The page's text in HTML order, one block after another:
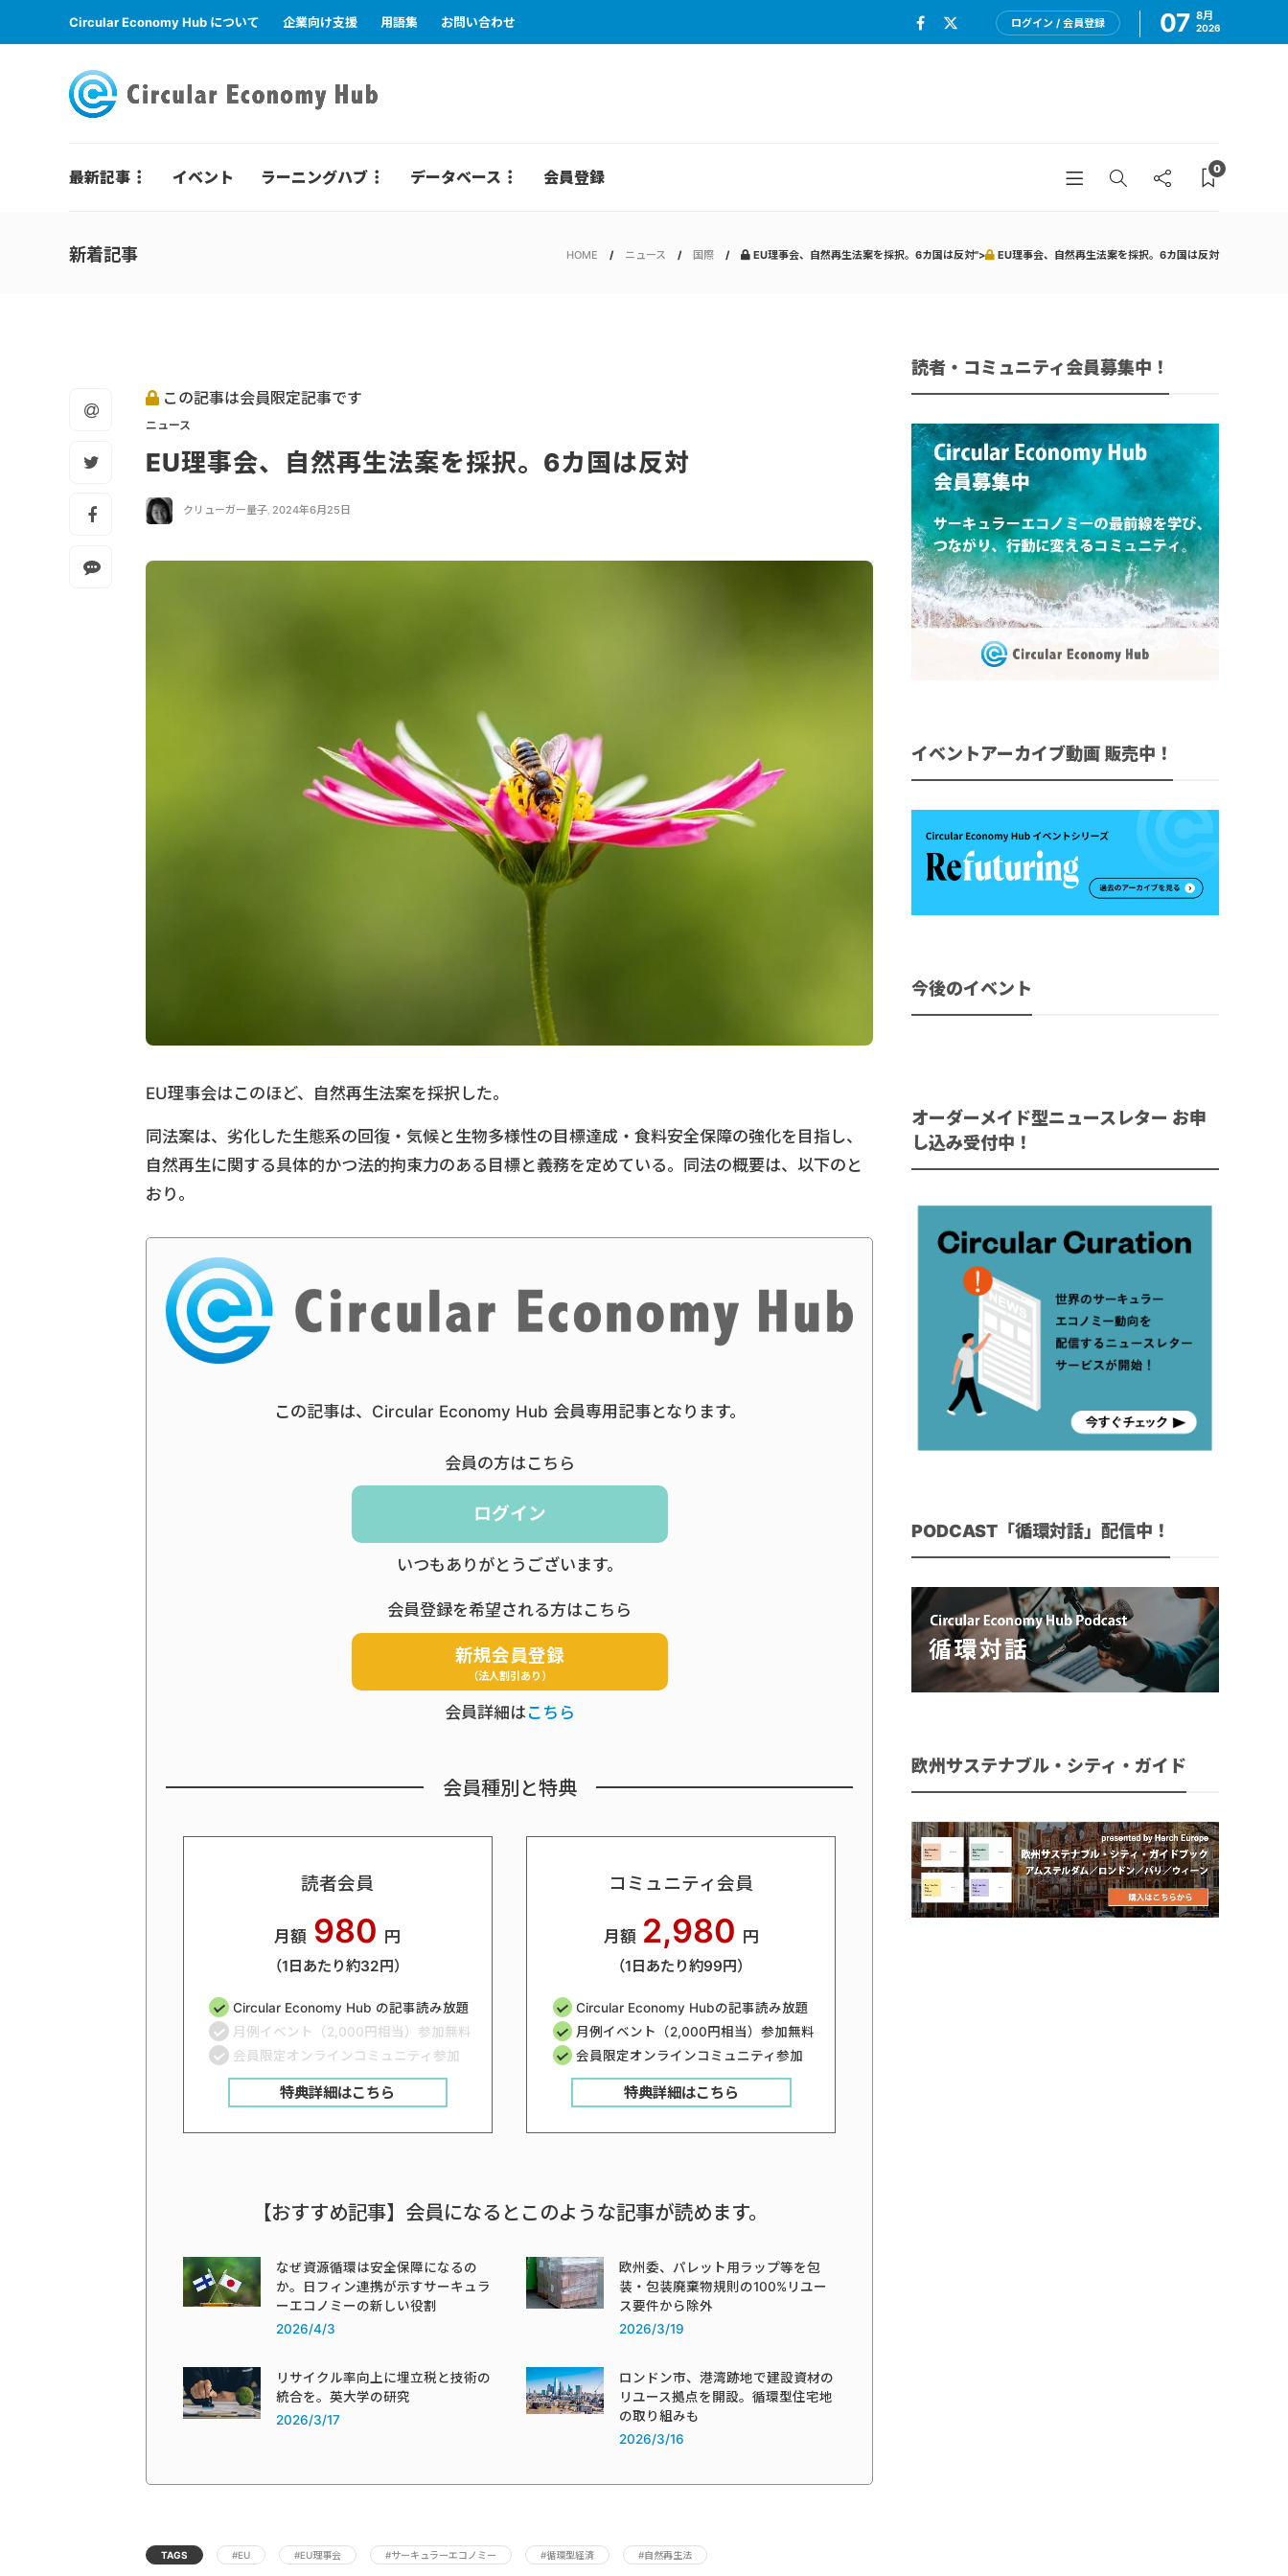
Circular Economy Hub について 企業向け支援 用語集 お問い合わせ ログイン / 会員登録 07 8月
2026
最新記事 イベント ラーニングハブ データベース 会員登録 0
新着記事 HOME ニュース 国際 EU理事会、自然再生法案を採択。6カ国は反対"> EU理事会、自然再生法案を採択。6カ国は反対
この記事は会員限定記事です
ニュース
EU理事会、自然再生法案を採択。6カ国は反対
クリューガー量子, 2024年6月25日
EU理事会はこのほど、自然再生法案を採択した。
同法案は、劣化した生態系の回復・気候と生物多様性の目標達成・食料安全保障の強化を目指し、
自然再生に関する具体的かつ法的拘束力のある目標と義務を定めている。同法の概要は、以下のと
おり。
この記事は、Circular Economy Hub 会員専用記事となります。
会員の方はこちら
ログイン
いつもありがとうございます。
会員登録を希望される方はこちら
新規会員登録
（法人割引あり）
会員詳細はこちら
会員種別と特典
読者会員
月額 980 円
（1日あたり約32円）
Circular Economy Hub の記事読み放題
月例イベント（2,000円相当）参加無料
会員限定オンラインコミュニティ参加
特典詳細はこちら
コミュニティ会員
月額 2,980 円
（1日あたり約99円）
Circular Economy Hubの記事読み放題
月例イベント（2,000円相当）参加無料
会員限定オンラインコミュニティ参加
特典詳細はこちら
【おすすめ記事】会員になるとこのような記事が読めます。
なぜ資源循環は安全保障になるの
か。日フィン連携が示すサーキュラ
ーエコノミーの新しい役割
2026/4/3
欧州委、パレット用ラップ等を包
装・包装廃棄物規則の100%リユー
ス要件から除外
2026/3/19
リサイクル率向上に埋立税と技術の
統合を。英大学の研究
2026/3/17
ロンドン市、港湾跡地で建設資材の
リユース拠点を開設。循環型住宅地
の取り組みも
2026/3/16
TAGS #EU #EU理事会 #サーキュラーエコノミー #循環型経済 #自然再生法
読者・コミュニティ会員募集中！
イベントアーカイブ動画 販売中！
今後のイベント
オーダーメイド型ニュースレター お申
し込み受付中！
PODCAST「循環対話」配信中！
欧州サステナブル・シティ・ガイド